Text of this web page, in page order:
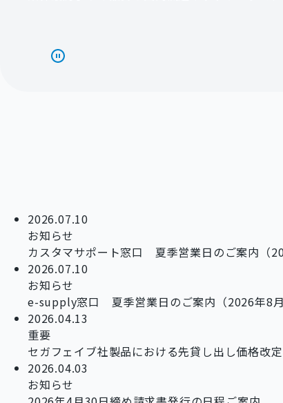
2026.07.10
お知らせ
カスタマサポート窓口 夏季営業日のご案内（
2026.07.10
お知らせ
e-supply窓口 夏季営業日のご案内（2026年8月
2026.04.13
重要
セガフェイブ社製品における先貸し出し価格改
2026.04.03
お知らせ